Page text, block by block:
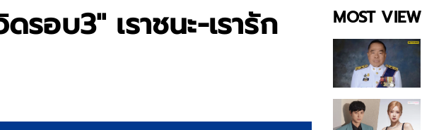
รอบ3" เราชนะ-เรารัก MOST VIEW